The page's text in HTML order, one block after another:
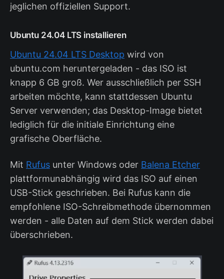
jeglichen offiziellen Support.
Ubuntu 24.04 LTS installieren
Ubuntu 24.04 LTS Desktop wird von
ubuntu.com heruntergeladen - das ISO ist
knapp 6 GB groß. Wer ausschließlich per SSH
arbeiten möchte, kann stattdessen Ubuntu
Server verwenden; das Desktop-Image bietet
lediglich für die initiale Einrichtung eine
grafische Oberfläche.
Mit Rufus unter Windows oder Balena Etcher
plattformunabhängig wird das ISO auf einen
USB-Stick geschrieben. Bei Rufus kann die
empfohlene ISO-Schreibmethode übernommen
werden - alle Daten auf dem Stick werden dabei
überschrieben.